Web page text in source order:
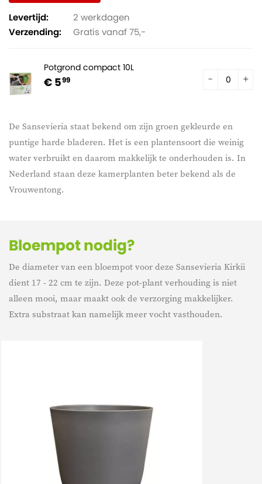
De Sansevieria staat bekend om zijn groen gekleurde en
puntige harde bladeren. Het is een plantensoort die weinig
water verbruikt en daarom makkelijk te onderhouden is. In
Nederland staan deze kamerplanten beter bekend als de
Vrouwentong.
Levertijd:
2 werkdagen
Verzending:
Gratis vanaf 75,-
Potgrond compact 10L
€ 599
Bloempot nodig?
De diameter van een bloempot voor deze Sansevieria Kirkii
dient 17 - 22 cm te zijn. Deze pot-plant verhouding is niet
alleen mooi, maar maakt ook de verzorging makkelijker.
Extra substraat kan namelijk meer vocht vasthouden.